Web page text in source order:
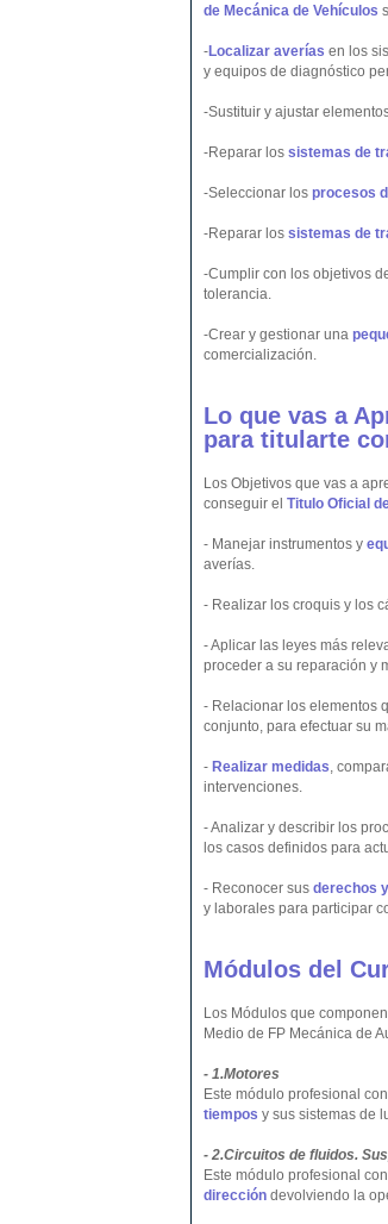
de Mecánica de Vehículos
-Localizar averías en los
y equipos de diagnóstico
-Sustituir y ajustar
-Reparar los sistemas de
-Seleccionar los procesos
-Reparar los sistemas de
-Cumplir con los objetivos
tolerancia.
-Crear y gestionar una
comercialización.
Lo que vas a
para titularte
Los Objetivos que vas a
conseguir el Titulo Oficial
- Manejar instrumentos y
averías.
- Realizar los croquis y los
- Aplicar las leyes más
proceder a su reparación y
- Relacionar los elementos
conjunto, para efectuar su
- Realizar medidas ,
intervenciones.
- Analizar y describir los
los casos definidos para
- Reconocer sus derechos
y laborales para participar
Módulos del
Los Módulos que
Medio de FP Mecánica de
- 1.Motores
Este módulo profesional
tiempos y sus sistemas de
- 2.Circuitos de fluidos.
Este módulo profesional
dirección devolviendo la